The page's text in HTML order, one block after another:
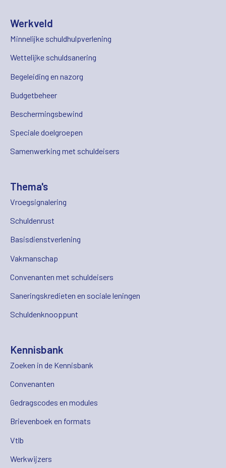
Werkveld
Minnelijke schuldhulpverlening
Wettelijke schuldsanering
Begeleiding en nazorg
Budgetbeheer
Beschermingsbewind
Speciale doelgroepen
Samenwerking met schuldeisers
Thema's
Vroegsignalering
Schuldenrust
Basisdienstverlening
Vakmanschap
Convenanten met schuldeisers
Saneringskredieten en sociale leningen
Schuldenknooppunt
Kennisbank
Zoeken in de Kennisbank
Convenanten
Gedragscodes en modules
Brievenboek en formats
Vtlb
Werkwijzers